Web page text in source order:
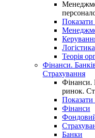
Показати
Логістика
Теорія
Фінанси.
Страхування
Фінанси.
ринок.
Показати
Фінанси
Банки